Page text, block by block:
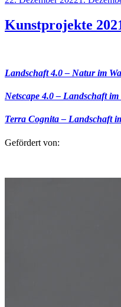
Kunstprojekte
Landschaft 4.0 – Natur im
Netscape 4.0 – Landschaft
Terra Cognita – Landschaft
Gefördert von: